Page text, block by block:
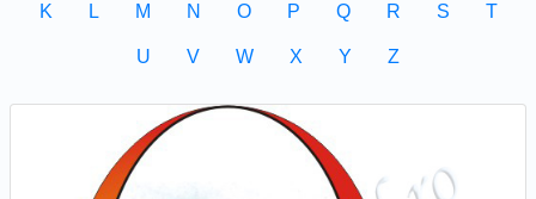
K L M N O P Q R S T
U V W X Y Z